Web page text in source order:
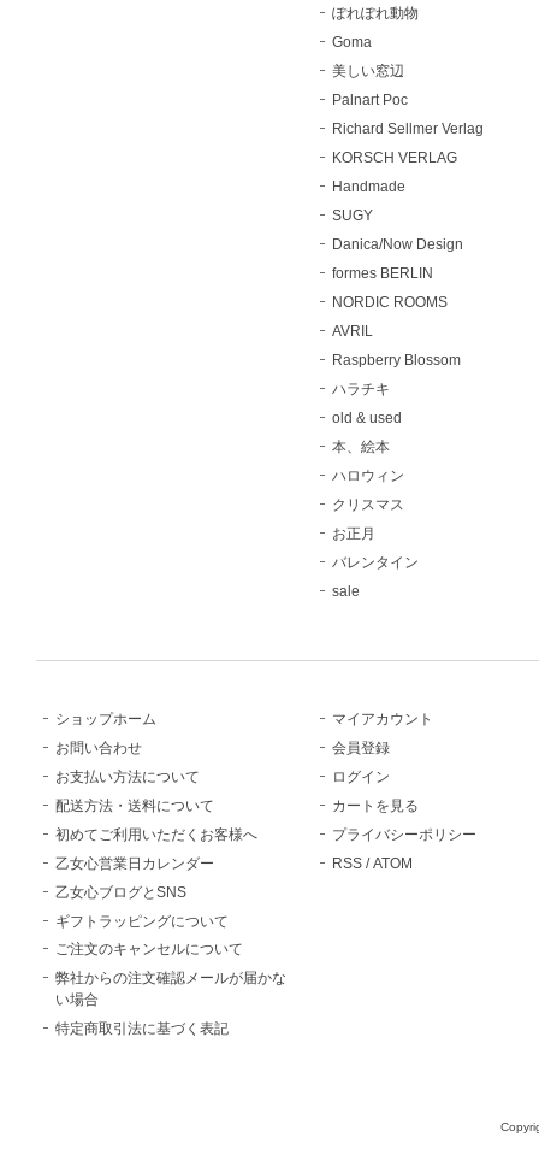
ぽれぽれ動物
Goma
美しい窓辺
Palnart Poc
Richard Sellmer Verlag
KORSCH VERLAG
Handmade
SUGY
Danica/Now Design
formes BERLIN
NORDIC ROOMS
AVRIL
Raspberry Blossom
ハラチキ
old & used
本、絵本
ハロウィン
クリスマス
お正月
バレンタイン
sale
ショップホーム
お問い合わせ
お支払い方法について
配送方法・送料について
初めてご利用いただくお客様へ
乙女心営業日カレンダー
乙女心ブログとSNS
ギフトラッピングについて
ご注文のキャンセルについて
弊社からの注文確認メールが届かな
い場合
特定商取引法に基づく表記
マイアカウント
会員登録
ログイン
カートを見る
プライバシーポリシー
RSS /ATOM